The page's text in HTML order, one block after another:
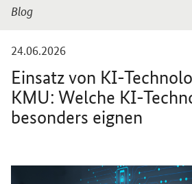
Sie sind hier:
Blog
24.06.2026
Einsatz von KI-
KMU: Welche KI-
besonders eignen